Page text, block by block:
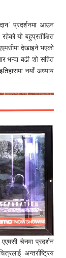
प्रदर्शनमा आउन
यो बहुप्रतीक्षित
देखाइने भएको
भन्दा बढी शो सहित
नयाँ अध्याय
चेनमा प्रदर्शन
अन्तर्राष्ट्रिय